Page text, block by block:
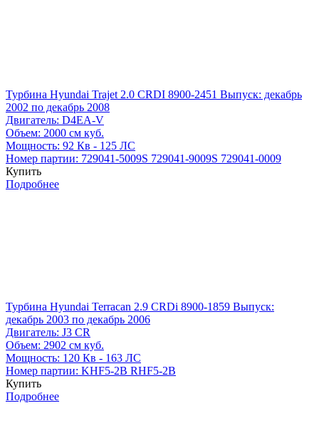
Турбина Hyundai Trajet 2.0 CRDI 8900-2451 Выпуск: декабрь
2002 по декабрь 2008
Двигатель: D4EA-V
Объем: 2000 см куб.
Мощность: 92 Кв - 125 ЛС
Номер партии: 729041-5009S 729041-9009S 729041-0009
Купить
Подробнее
Турбина Hyundai Terracan 2.9 CRDi 8900-1859 Выпуск:
декабрь 2003 по декабрь 2006
Двигатель: J3 CR
Объем: 2902 см куб.
Мощность: 120 Кв - 163 ЛС
Номер партии: KHF5-2B RHF5-2B
Купить
Подробнее